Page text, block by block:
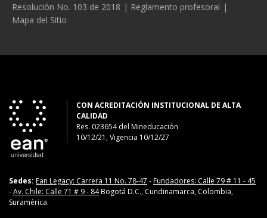
Resolución No. 103 de 2018
Reglamento profesoral
Mapa del Sitio
CON ACREDITACIÓN INSTITUCIONAL DE ALTA
CALIDAD
Res. 023654del Mineducación
10/12/21, Vigencia 10/12/27
Sedes: Ean Legacy: Carrera 11 No. 78-47 -Fundadores: Calle 79 # 11 - 45
-Av. Chile: Calle 71 # 9 - 84Bogotá D.C., Cundinamarca, Colombia,
Suramérica.